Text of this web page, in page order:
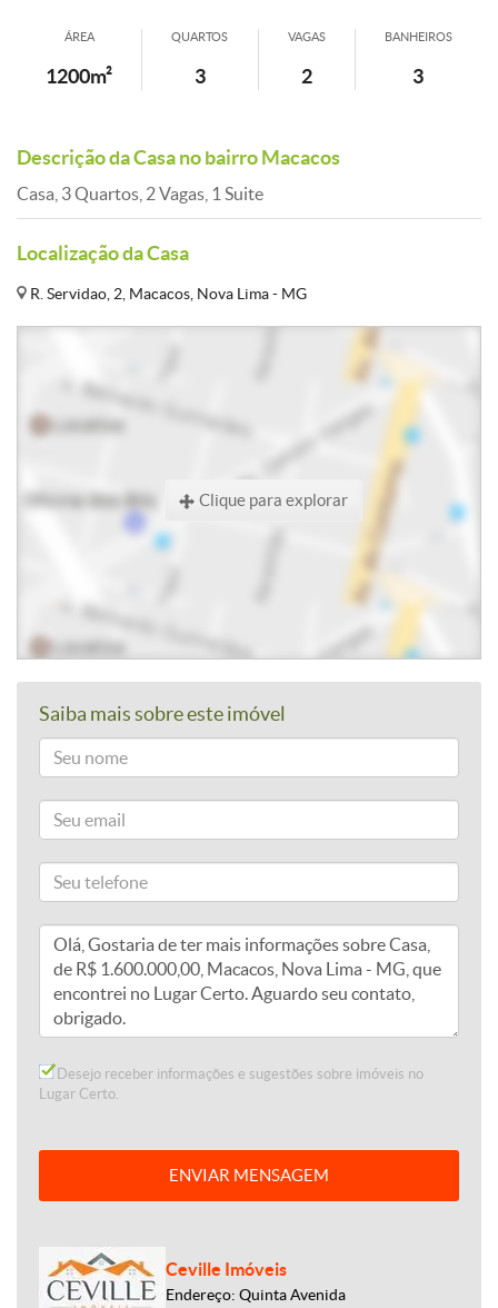
ÁREA
1200m²
QUARTOS
3
VAGAS
2
BANHEIROS
3
Descrição da Casa no bairro Macacos
Casa, 3 Quartos, 2 Vagas, 1 Suite
Localização da Casa
R. Servidao, 2, Macacos, Nova Lima - MG
Clique para explorar
Saiba mais sobre este imóvel
Desejo receber informações e sugestões sobre imóveis no
Lugar Certo.
ENVIAR MENSAGEM
Ceville Imóveis
Endereço: Quinta Avenida